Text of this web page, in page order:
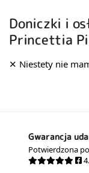
Doniczki i
Princettia
Gwarancja
Potwierdzona